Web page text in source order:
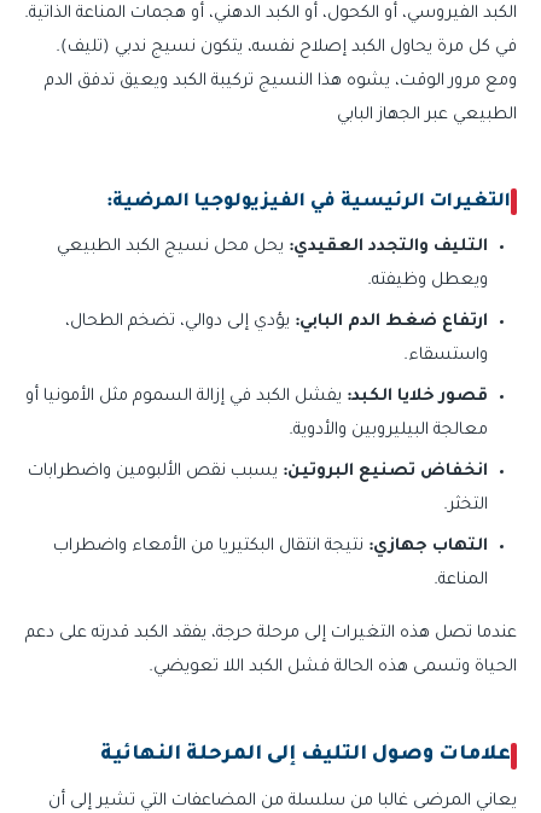
الكبد الفيروسي، أو الكحول، أو الكبد الدهني، أو هجمات المناعة الذاتية.
في كل مرة يحاول الكبد إصلاح نفسه، يتكون نسيج ندبي (تليف).
ومع مرور الوقت، يشوه هذا النسيج تركيبة الكبد ويعيق تدفق الدم
الطبيعي عبر الجهاز البابي
التغيرات الرئيسية في الفيزيولوجيا المرضية:
التليف والتجدد العقيدي: يحل محل نسيج الكبد الطبيعي
ويعطل وظيفته.
ارتفاع ضغط الدم البابي: يؤدي إلى دوالي، تضخم الطحال،
واستسقاء.
قصور خلايا الكبد: يفشل الكبد في إزالة السموم مثل الأمونيا أو
معالجة البيليروبين والأدوية.
انخفاض تصنيع البروتين: يسبب نقص الألبومين واضطرابات
التخثر.
التهاب جهازي: نتيجة انتقال البكتيريا من الأمعاء واضطراب
المناعة.
عندما تصل هذه التغيرات إلى مرحلة حرجة، يفقد الكبد قدرته على دعم
الحياة وتسمى هذه الحالة فشل الكبد اللا تعويضي.
علامات وصول التليف إلى المرحلة النهائية
يعاني المرضى غالبا من سلسلة من المضاعفات التي تشير إلى أن